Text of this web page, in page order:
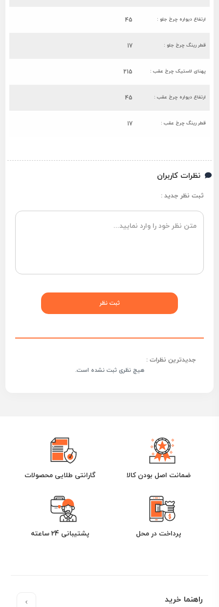
ارتفاع دیواره چرخ جلو : 45
قطر رینگ چرخ جلو : 17
پهنای لاستیک چرخ عقب : 215
ارتفاع دیواره چرخ عقب : 45
قطر رینگ چرخ عقب : 17
نظرات کاربران
ثبت نظر جدید :
جدیدترین نظرات :
هیچ نظری ثبت نشده است.
ضمانت اصل بودن کالا گارانتی طلایی محصولات
پرداخت در محل پشتیبانی 24 ساعته
راهنما خرید